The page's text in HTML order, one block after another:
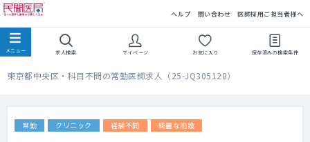
ヘルプ 問い合わせ 医師採用ご担当者様へ
求人検索 マイページ お気に入り 保存済みの検索条件
東京都中央区・科目不問の常勤医師求人（25-JQ305128）
常勤 クリニック 経験不問 綺麗な施設